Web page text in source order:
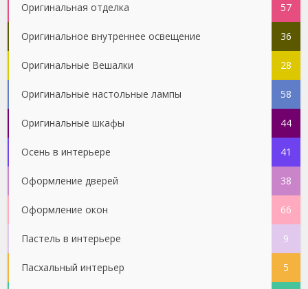
Оригинальная отделка 57
Оригинальное внутреннее освещение 36
Оригинальные Вешалки 28
Оригинальные настольные лампы 58
Оригинальные шкафы 44
Осень в интерьере 41
Оформление дверей 38
Оформление окон 66
Пастель в интерьере 9
Пасхальный интерьер 5